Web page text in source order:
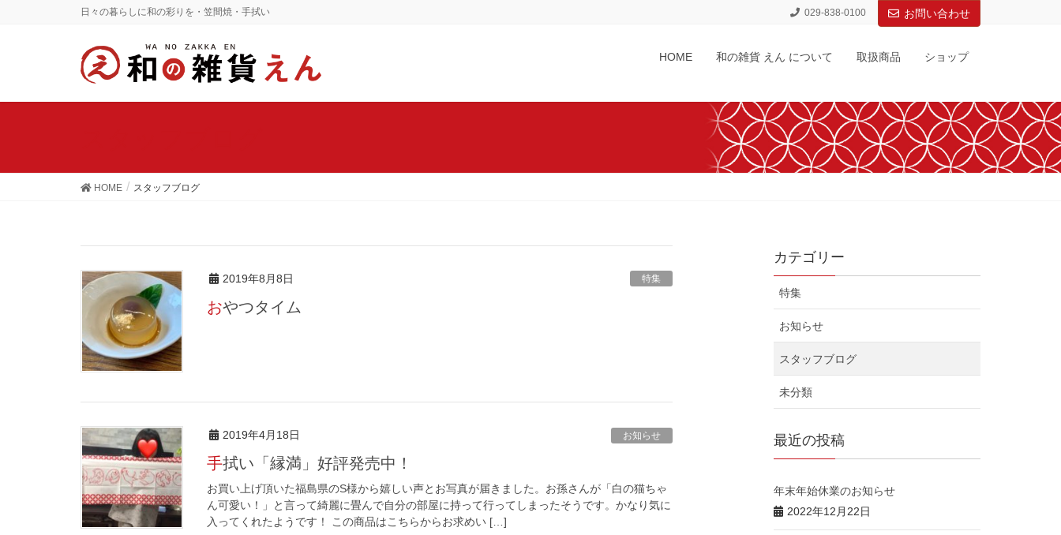
日々の暮らしに和の彩りを・笠間焼・手拭い 029-838-0100 お問い合わせ
HOME 和の雑貨 えん について 取扱商品 ショップ
HOME スタッフブログ
2019年8月8日 特集
おやつタイム
2019年4月18日 お知らせ
手拭い「縁満」好評発売中！
お買い上げ頂いた福島県のS様から嬉しい声とお写真が届きました。お孫さんが「白の猫ちゃ
ん可愛い！」と言って綺麗に畳んで自分の部屋に持って行ってしまったそうです。かなり気に
入ってくれたようです！ この商品はこちらからお求めい […]
カテゴリー
特集
お知らせ
スタッフブログ
未分類
最近の投稿
年末年始休業のお知らせ
2022年12月22日